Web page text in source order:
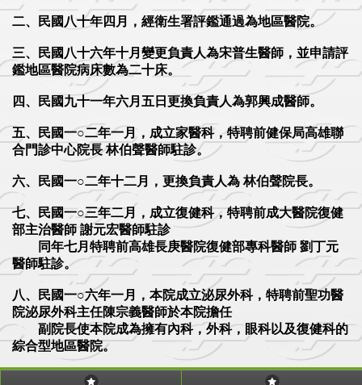
二、民國八十年四月，經衛生署評鑑通過為地區醫院。
三、民國八十六年十月變更負責人為宋普生醫師，並申請評
鑑地區醫院病床數為二十床。
四、民國九十一年六月五日更換負責人為郭興成醫師。
五、民國一○二年一月，成立家醫科，特聘前健保局高雄聯
合門診中心院長 林伯聲醫師駐診。
六、民國一○二年十二月，更換負責人為 林伯聲院長。
七、民國一○三年二月，成立復健科，特聘前成大醫院復健
部主治醫師 謝元宏醫師駐診
同年七月特聘前高雄長庚醫院復健部專科醫師 劉丁元
醫師駐診。
八、民國一○六年一月，本院成立泌尿外科，特聘前聖功醫
院泌尿外科主任陳宗義醫師於本院擔任
副院長使本院成為擁有內科，外科，眼科以及復健科的
綜合型地區醫院。